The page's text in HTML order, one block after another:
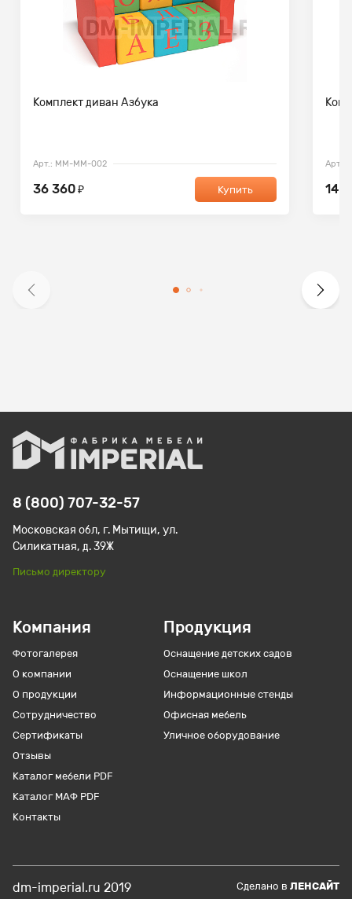
Комплект диван Азбука
Арт.: ММ-ММ-002
36 360₽ Купить
Арт.:
14
Компания
Фотогалерея
О компании
О продукции
Сотрудничество
Сертификаты
Отзывы
Каталог мебели PDF
Каталог МАФ PDF
Контакты
Продукция
Оснащение детских садов
Оснащение школ
Информационные стенды
Офисная мебель
Уличное оборудование
8 (800) 707-32-57
Московская обл, г. Мытищи, ул.
Силикатная, д. 39Ж
Письмо директору
dm-imperial.ru 2019 Cделано в ЛЕНСАЙТ